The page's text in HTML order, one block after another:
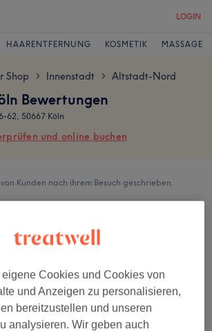
LOGIN
HAARENTFERNUNG KOSMETIK MASSAGE
Shop > Innenstadt > Altstadt-Nord
Bewertungen
62, 50667 Köln
und online buchen
Kunden nach ihrem Besuch geschrieben.
Cookies und Cookies von
und Anzeigen zu personalisieren,
bereitzustellen und unseren
analysieren. Wir geben auch